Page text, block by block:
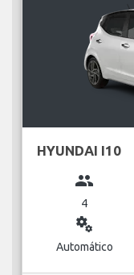
HYUNDAI I10
group
4
miscellaneous_services
Automático